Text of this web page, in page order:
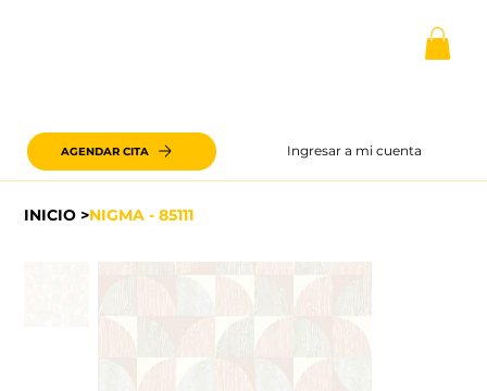
Ingresar a mi cuenta
AGENDAR CITA
INICIO >NIGMA - 85111